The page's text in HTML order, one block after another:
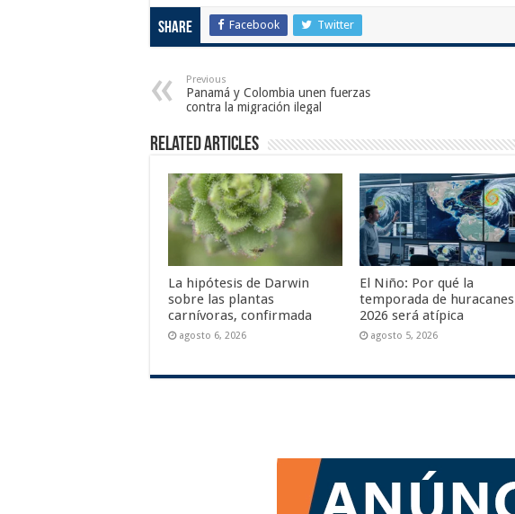
Share Facebook Twitter
Previous
Panamá y Colombia unen fuerzas
contra la migración ilegal
Related Articles
La hipótesis de Darwin
sobre las plantas
carnívoras, confirmada
agosto 6, 2026
El Niño: Por qué la
temporada de huracanes
2026 será atípica
agosto 5, 2026